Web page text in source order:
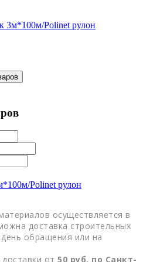
3м*100м/Polinet рулон
осуществляется в
доставка строительных
обращения или на
от 50 руб, по Санкт-